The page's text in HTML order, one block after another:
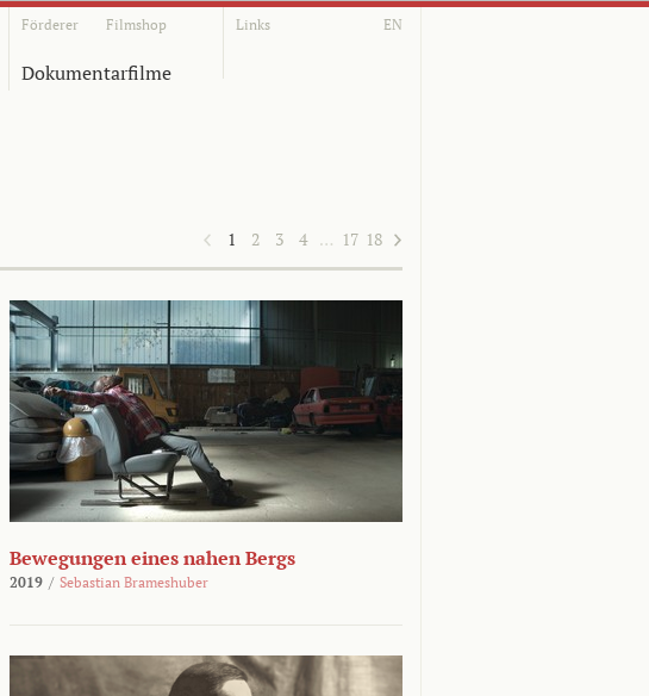
Förderer Filmshop Links EN
Dokumentarfilme
1 2 3 4 … 17 18
Bewegungen eines nahen Bergs
2019 / Sebastian Brameshuber